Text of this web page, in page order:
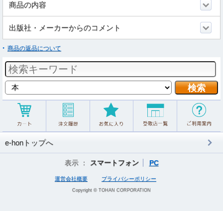
商品の内容
出版社・メーカーからのコメント
商品の返品について
e-honトップへ
表示 ： スマートフォン PC
運営会社概要 プライバシーポリシー
Copyright © TOHAN CORPORATION